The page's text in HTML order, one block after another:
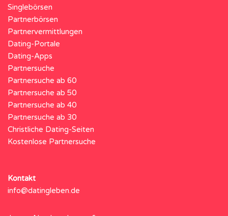
Singlebörsen
Partnerbörsen
Partnervermittlungen
Dating-Portale
Dating-Apps
Partnersuche
Partnersuche ab 60
Partnersuche ab 50
Partnersuche ab 40
Partnersuche ab 30
Christliche Dating-Seiten
Kostenlose Partnersuche
Kontakt
info@datingleben.de